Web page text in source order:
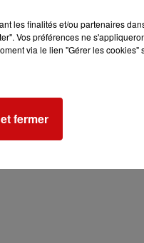
les finalités et/ou partenaires
Vos préférences ne
via le lien "Gérer les cookies"
fermer